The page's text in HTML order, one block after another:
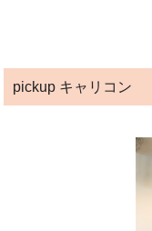
pickup キャリコン